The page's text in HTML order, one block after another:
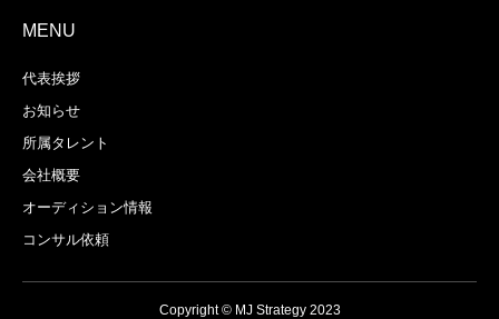
MENU
代表挨拶
お知らせ
所属タレント
会社概要
オーディション情報
コンサル依頼
Copyright © MJ Strategy 2023